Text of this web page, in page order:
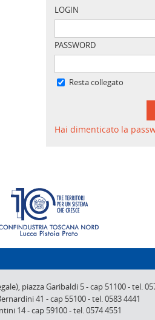
LOGIN
PASSWORD
Resta collegato
Hai dimenticato la
piazza Garibaldi 5-cap 51100-tel.
41 -cap 55100-tel. 0583 4441
14-cap 59100-tel. 0574 4551